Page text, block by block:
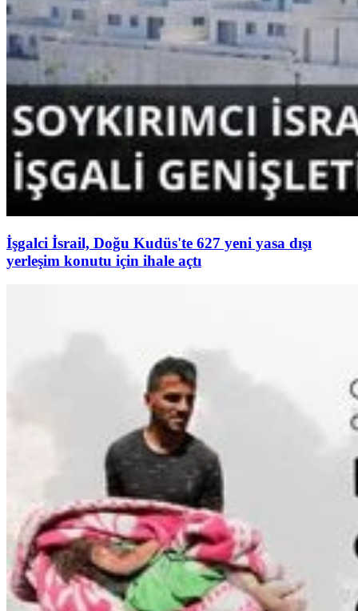
İşgalci İsrail, Doğu Kudüs'te 627 yeni yasa dışı
yerleşim konutu için ihale açtı